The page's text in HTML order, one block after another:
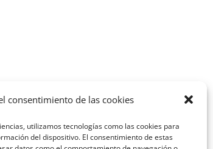
consentimiento de las cookies
utilizamos tecnologías como las cookies para
del dispositivo. El consentimiento de estas